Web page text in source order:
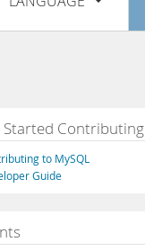
Français
Italiano
Русский
Started Contributing
to MySQL
Guide